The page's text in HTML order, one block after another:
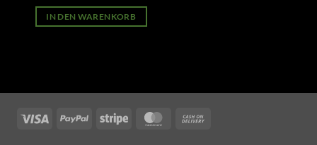
war:
499.00 €
ist:
269.00 €.
IN DEN WARENKORB
Visa PayPal Stripe MasterCard